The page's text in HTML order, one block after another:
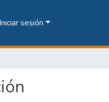
Iniciar sesión